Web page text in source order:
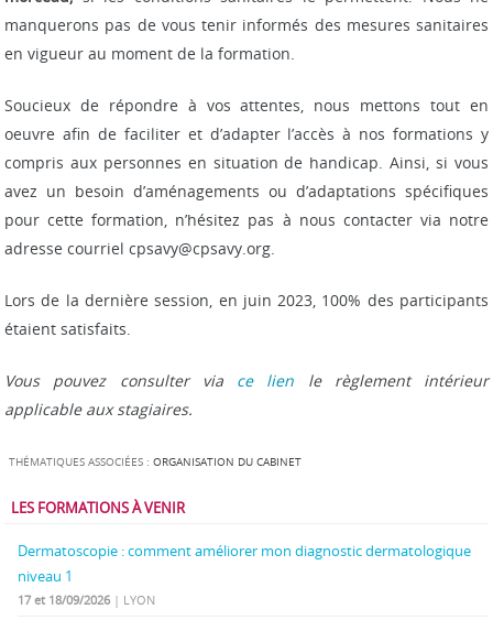
manquerons pas de vous tenir informés des mesures sanitaires
en vigueur au moment de la formation.
Soucieux de répondre à vos attentes, nous mettons tout en
oeuvre afin de faciliter et d’adapter l’accès à nos formations y
compris aux personnes en situation de handicap. Ainsi, si vous
avez un besoin d’aménagements ou d’adaptations spécifiques
pour cette formation, n’hésitez pas à nous contacter via notre
adresse courriel cpsavy@cpsavy.org.
Lors de la dernière session, en juin 2023, 100% des participants
étaient satisfaits.
Vous pouvez consulter via ce lien le règlement intérieur
applicable aux stagiaires.
THÉMATIQUES ASSOCIÉES : ORGANISATION DU CABINET
LES FORMATIONS À VENIR
Dermatoscopie : comment améliorer mon diagnostic dermatologique
niveau 1
17 et 18/09/2026 | LYON